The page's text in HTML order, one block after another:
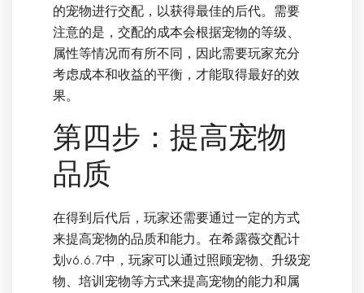
的宠物进行交配，以获得最佳的后代。需要
注意的是，交配的成本会根据宠物的等级、
属性等情况而有所不同，因此需要玩家充分
考虑成本和收益的平衡，才能取得最好的效
果。
第四步：提高宠物
品质
在得到后代后，玩家还需要通过一定的方式
来提高宠物的品质和能力。在希露薇交配计
划v6.6.7中，玩家可以通过照顾宠物、升级宠
物、培训宠物等方式来提高宠物的能力和属